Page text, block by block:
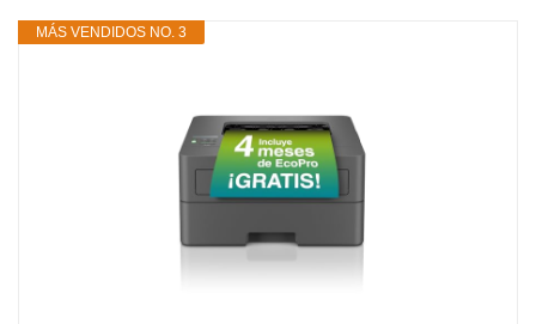
MÁS VENDIDOS NO. 3